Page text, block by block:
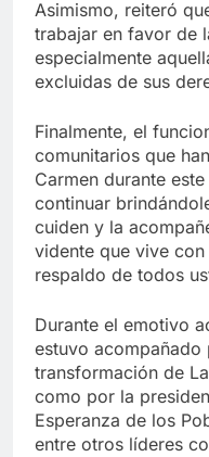
Asimismo, reiteró
trabajar en favor de
especialmente
excluidas de sus
Finalmente, el
comunitarios que
Carmen durante
continuar
cuiden y la
vidente que vive
respaldo de todos
Durante el emotivo
estuvo
transformación de
como por la
Esperanza de los
entre otros líderes